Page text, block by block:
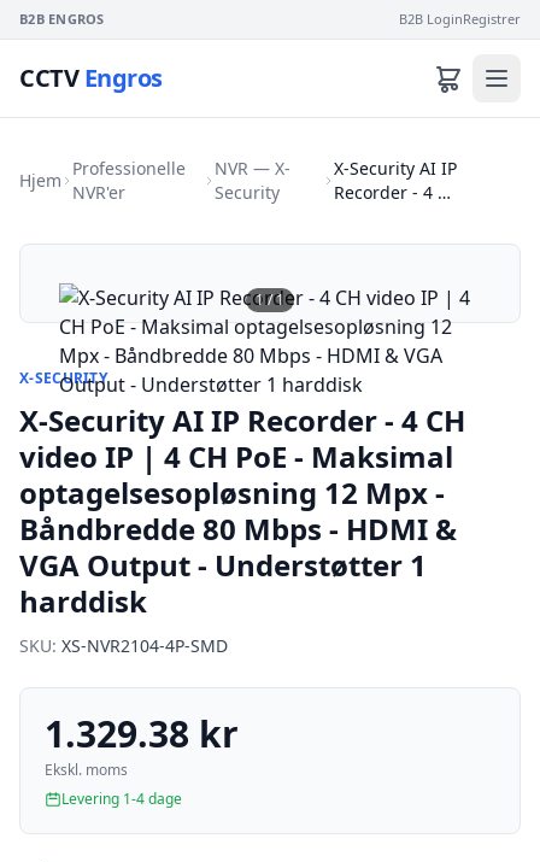
B2B ENGROS B2B LoginRegistrer
CCTVEngros
Hjem
Professionelle
NVR'er
NVR — X-
Security
X-Security AI IP
Recorder - 4 …
1/1
X-SECURITY
X-Security AI IP Recorder - 4 CH
video IP | 4 CH PoE - Maksimal
optagelsesopløsning 12 Mpx -
Båndbredde 80 Mbps - HDMI &
VGA Output - Understøtter 1
harddisk
SKU: XS-NVR2104-4P-SMD
1.329.38 kr
Ekskl. moms
Levering 1-4 dage